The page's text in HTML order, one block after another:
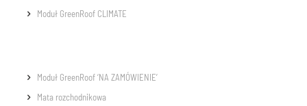
Moduł GreenRoof CLIMATE
Moduł GreenRoof ‘NA ZAMÓWIENIE’
Mata rozchodnikowa